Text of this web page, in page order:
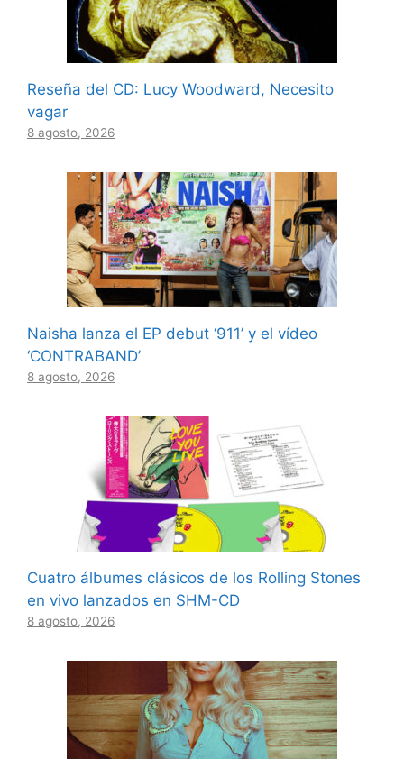
Reseña del CD: Lucy Woodward, Necesito
vagar
8 agosto, 2026
Naisha lanza el EP debut ‘911’ y el vídeo
‘CONTRABAND’
8 agosto, 2026
Cuatro álbumes clásicos de los Rolling Stones
en vivo lanzados en SHM-CD
8 agosto, 2026